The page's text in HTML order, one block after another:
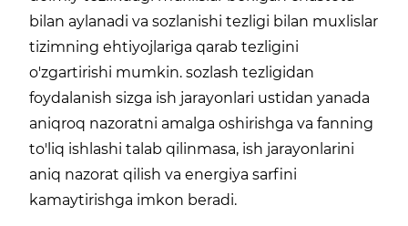
bilan aylanadi va sozlanishi tezligi bilan muxlislar
tizimning ehtiyojlariga qarab tezligini
o'zgartirishi mumkin. sozlash tezligidan
foydalanish sizga ish jarayonlari ustidan yanada
aniqroq nazoratni amalga oshirishga va fanning
to'liq ishlashi talab qilinmasa, ish jarayonlarini
aniq nazorat qilish va energiya sarfini
kamaytirishga imkon beradi.